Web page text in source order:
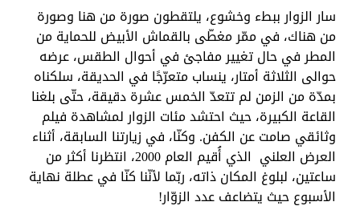
سار الزوار ببطء وخشوع، يلتقطون صورة من هنا وصورة
من هناك، في ممّر مغطّى بالقماش الأبيض للحماية من
المطر في حال تغيير مفاجئ في أحوال الطقس، عرضه
حوالى الثلاثة أمتار، ينساب متعرّجًا في الحديقة، سلكناه
بمدّة من الزمن لم تتعدّ الخمس عشرة دقيقة، حتّى بلغنا
القاعة الكبيرة، حيث احتشد مئات الزوار لمشاهدة فيلم
وثائقي صامت عن الكفن. وكنّا، في زيارتنا السابقة، أثناء
العرض العلني الذي أُقيم العام 2000، انتظرنا أكثر من
ساعتين، لبلوغ المكان ذاته، ربّما لأنّنا كنّا في عطلة نهاية
الأسبوع حيث يتضاعف عدد الزوّار!